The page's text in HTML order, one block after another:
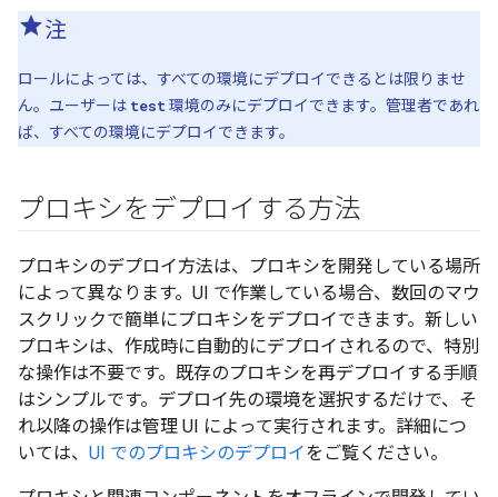
注
ロールによっては、すべての環境にデプロイできるとは限りませ
ん。ユーザーは test 環境のみにデプロイできます。管理者であれ
ば、すべての環境にデプロイできます。
プロキシをデプロイする方法
プロキシのデプロイ方法は、プロキシを開発している場所
によって異なります。UI で作業している場合、数回のマウ
スクリックで簡単にプロキシをデプロイできます。新しい
プロキシは、作成時に自動的にデプロイされるので、特別
な操作は不要です。既存のプロキシを再デプロイする手順
はシンプルです。デプロイ先の環境を選択するだけで、そ
れ以降の操作は管理 UI によって実行されます。詳細につ
いては、 UI でのプロキシのデプロイをご覧ください。